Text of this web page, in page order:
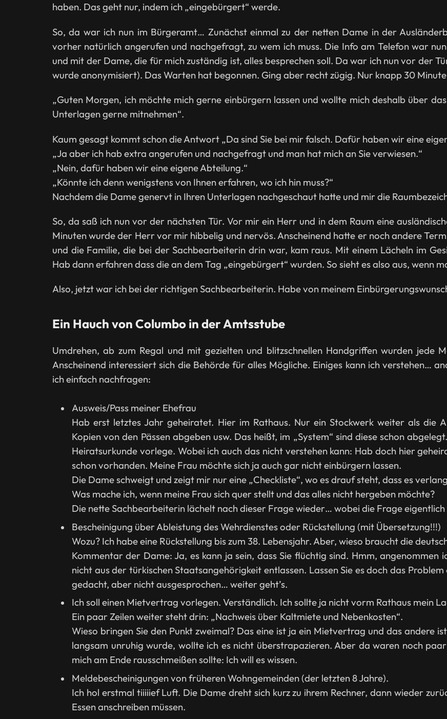
haben. Das geht nur, indem ich „eingebürgert“ werde.
So, da war ich nun im Bürgeramt… Zunächst einmal zu der netten Dame in der
vorher natürlich angerufen und nachgefragt, zu wem ich muss. Die Info am Telefon war
und mit der Dame, die für mich zuständig ist, alles besprechen soll. Da war ich nun vor der
wurde anonymisiert). Das Warten hat begonnen. Ging aber recht zügig. Nur knapp 30
„Guten Morgen, ich möchte mich gerne einbürgern lassen und wollte mich deshalb über
Unterlagen gerne mitnehmen“.
Kaum gesagt kommt schon die Antwort „Da sind Sie bei mir falsch. Dafür haben wir eine
„Ja aber ich hab extra angerufen und nachgefragt und man hat mich an Sie verwiesen.“
„Nein, dafür haben wir eine eigene Abteilung.“
„Könnte ich denn wenigstens von Ihnen erfahren, wo ich hin muss?“
Nachdem die Dame genervt in Ihren Unterlagen nachgeschaut hatte und mir die
So, da saß ich nun vor der nächsten Tür. Vor mir ein Herr und in dem Raum eine
Minuten wurde der Herr vor mir hibbelig und nervös. Anscheinend hatte er noch andere
und die Familie, die bei der Sachbearbeiterin drin war, kam raus. Mit einem Lächeln im
Hab dann erfahren dass die an dem Tag „eingebürgert“ wurden. So sieht es also aus, wenn
Also, jetzt war ich bei der richtigen Sachbearbeiterin. Habe von meinem
Ein Hauch von Columbo in der Amtsstube
Umdrehen, ab zum Regal und mit gezielten und blitzschnellen Handgriffen wurden jede
Anscheinend interessiert sich die Behörde für alles Mögliche. Einiges kann ich verstehen…
ich einfach nachfragen:
Ausweis/Pass meiner Ehefrau
Hab erst letztes Jahr geheiratet. Hier im Rathaus. Nur ein Stockwerk weiter als die
Kopien von den Pässen abgeben usw. Das heißt, im „System“ sind diese schon
Heiratsurkunde vorlege. Wobei ich auch das nicht verstehen kann: Hab doch hier
schon vorhanden. Meine Frau möchte sich ja auch gar nicht einbürgern lassen.
Die Dame schweigt und zeigt mir nur eine „Checkliste“, wo es drauf steht, dass es
Was mache ich, wenn meine Frau sich quer stellt und das alles nicht hergeben möchte?
Die nette Sachbearbeiterin lächelt nach dieser Frage wieder… wobei die Frage
Bescheinigung über Ableistung des Wehrdienstes oder Rückstellung (mit Übersetzung!!!)
Wozu? Ich habe eine Rückstellung bis zum 38. Lebensjahr. Aber, wieso braucht die
Kommentar der Dame: Ja, es kann ja sein, dass Sie flüchtig sind. Hmm,
nicht aus der türkischen Staatsangehörigkeit entlassen. Lassen Sie es doch das
gedacht, aber nicht ausgesprochen… weiter geht’s.
Ich soll einen Mietvertrag vorlegen. Verständlich. Ich sollte ja nicht vorm Rathaus mein
Ein paar Zeilen weiter steht drin: „Nachweis über Kaltmiete und Nebenkosten“.
Wieso bringen Sie den Punkt zweimal? Das eine ist ja ein Mietvertrag und das andere
langsam unruhig wurde, wollte ich es nicht überstrapazieren. Aber da waren noch
mich am Ende rausschmeißen sollte: Ich will es wissen.
Meldebescheinigungen von früheren Wohngemeinden (der letzten 8 Jahre).
Ich hol erstmal tiiiiief Luft. Die Dame dreht sich kurz zu ihrem Rechner, dann wieder
Essen anschreiben müssen.